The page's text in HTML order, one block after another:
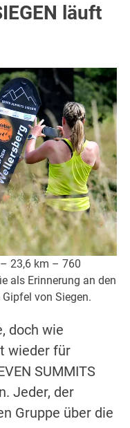
läuft
23,6 km – 760
als Erinnerung an den
von Siegen.
doch wie
wieder für
SUMMITS
Jeder, der
Gruppe über die